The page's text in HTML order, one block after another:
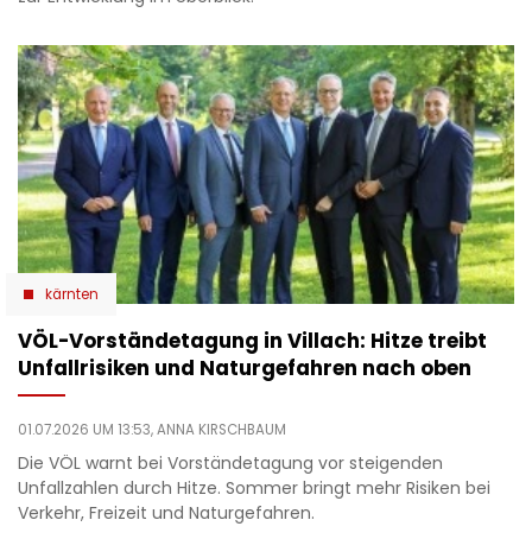
kärnten
VÖL-Vorständetagung in Villach: Hitze treibt
Unfallrisiken und Naturgefahren nach oben
01.07.2026 UM 13:53,ANNA KIRSCHBAUM
Die VÖL warnt bei Vorständetagung vor steigenden
Unfallzahlen durch Hitze. Sommer bringt mehr Risiken bei
Verkehr, Freizeit und Naturgefahren.